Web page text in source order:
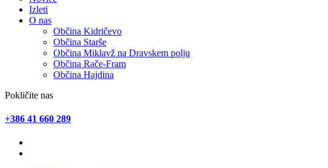
Izleti
O nas
Občina Kidričevo
Občina Starše
Občina Miklavž na Dravskem polju
Občina Rače-Fram
Občina Hajdina
Pokličite nas
+386 41 660 289